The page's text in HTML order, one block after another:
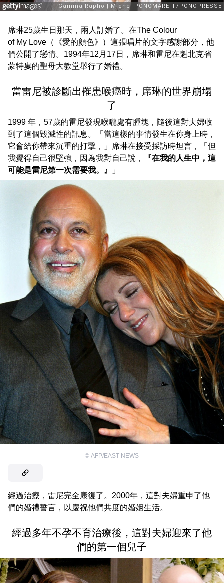
席琳25歲生日那天，兩人訂婚了。在The Colour
of My Love（《愛的顏色》）這張唱片的文字感謝部分，他
們公開了戀情。1994年12月17日，席琳和雷尼在魁北克省
蒙特婁的聖母大教堂舉行了婚禮。
當雷尼被診斷出罹患喉癌時，席琳的世界崩塌
了
1999 年，57歲的雷尼發現喉嚨處有腫塊，隨後這對夫婦收
到了這個毀滅性的訊息。「當這樣的事情發生在你身上時，
它會給你帶來沉重的打擊，」席琳在接受採訪時坦言，「但
我覺得自己很堅強，因為我對自己說，
『在我的人生中，這
可能是雷尼第一次需要我。』
」
© AFP/EAST NEWS
經過治療，雷尼完全康復了。2000年，這對夫婦重申了他
們的婚禮誓言，以慶祝他們共度的婚姻生活。
經過多年不孕不育治療後，這對夫婦迎來了他
們的第一個兒子